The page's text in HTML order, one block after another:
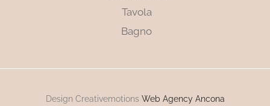
Tavola
Bagno
Design Creativemotions Web Agency Ancona